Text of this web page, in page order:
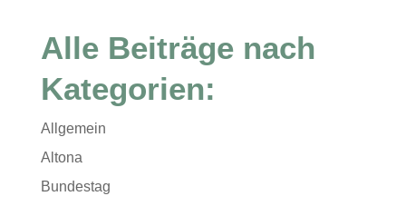
Alle Beiträge nach
Kategorien:
Allgemein
Altona
Bundestag